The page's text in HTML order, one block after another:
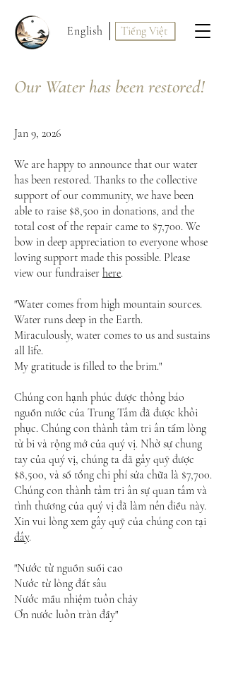
English Tiếng Việt
Our Water has been restored!
Jan 9, 2026
We are happy to announce that our water
has been restored. Thanks to the collective
support of our community, we have been
able to raise $8,500 in donations, and the
total cost of the repair came to $7,700. We
bow in deep appreciation to everyone whose
loving support made this possible. Please
view our fundraiser here.
"Water comes from high mountain sources.
Water runs deep in the Earth.
Miraculously, water comes to us and sustains
all life.
My gratitude is filled to the brim."
Chúng con hạnh phúc được thông báo
nguồn nước của Trung Tâm đã được khôi
phục. Chúng con thành tâm tri ân tấm lòng
từ bi và rộng mở của quý vị. Nhờ sự chung
tay của quý vị, chúng ta đã gây quỹ được
$8,500, và số tổng chi phí sửa chữa là $7,700.
Chúng con thành tâm tri ân sự quan tâm và
tình thương của quý vị đã làm nên điều này.
Xin vui lòng xem gây quỹ của chúng con tại
đây.
"Nước từ nguồn suối cao
Nước từ lòng đất sâu
Nước mầu nhiệm tuôn chảy
Ơn nước luôn tràn đầy"